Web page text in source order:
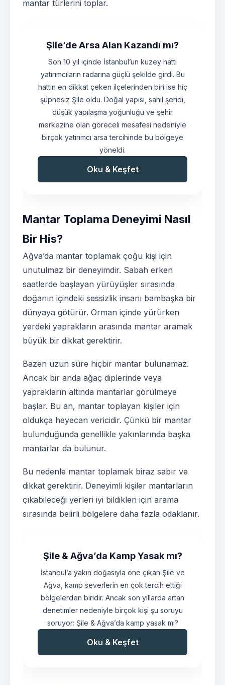
mantar türlerini toplar.
Şile’de Arsa Alan Kazandı mı?
Son 10 yıl içinde İstanbul’un kuzey hattı
yatırımcıların radarına güçlü şekilde girdi. Bu
hattın en dikkat çeken ilçelerinden biri ise hiç
şüphesiz Şile oldu. Doğal yapısı, sahil şeridi,
düşük yapılaşma yoğunluğu ve şehir
merkezine olan göreceli mesafesi nedeniyle
birçok yatırımcı arsa tercihinde bu bölgeye
yöneldi.
Oku & Keşfet
Mantar Toplama Deneyimi Nasıl
Bir His?
Ağva’da mantar toplamak çoğu kişi için
unutulmaz bir deneyimdir. Sabah erken
saatlerde başlayan yürüyüşler sırasında
doğanın içindeki sessizlik insanı bambaşka bir
dünyaya götürür. Orman içinde yürürken
yerdeki yaprakların arasında mantar aramak
büyük bir dikkat gerektirir.
Bazen uzun süre hiçbir mantar bulunamaz.
Ancak bir anda ağaç diplerinde veya
yaprakların altında mantarlar görülmeye
başlar. Bu an, mantar toplayan kişiler için
oldukça heyecan vericidir. Çünkü bir mantar
bulunduğunda genellikle yakınlarında başka
mantarlar da bulunur.
Bu nedenle mantar toplamak biraz sabır ve
dikkat gerektirir. Deneyimli kişiler mantarların
çıkabileceği yerleri iyi bildikleri için arama
sırasında belirli bölgelere daha fazla odaklanır.
Şile & Ağva’da Kamp Yasak mı?
İstanbul’a yakın doğasıyla öne çıkan Şile ve
Ağva, kamp severlerin en çok tercih ettiği
bölgelerden biridir. Ancak son yıllarda artan
denetimler nedeniyle birçok kişi şu soruyu
soruyor: Şile & Ağva’da kamp yasak mı?
Oku & Keşfet